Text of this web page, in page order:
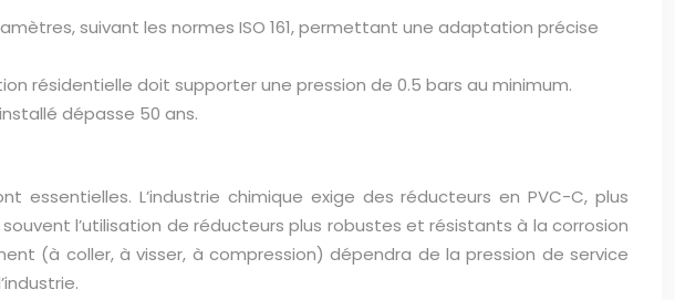
suivant les normes ISO 161, permettant une adaptation précise
résidentielle doit supporter une pression de 0.5 bars au minimum.
dépasse 50 ans.
L’industrie chimique exige des réducteurs en PVC-C, plus
l’utilisation de réducteurs plus robustes et résistants à la corrosion
(à coller, à visser, à compression) dépendra de la pression de service